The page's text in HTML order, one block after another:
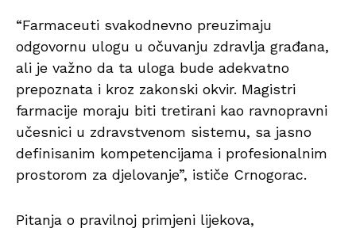
“Farmaceuti svakodnevno preuzimaju
odgovornu ulogu u očuvanju zdravlja građana,
ali je važno da ta uloga bude adekvatno
prepoznata i kroz zakonski okvir. Magistri
farmacije moraju biti tretirani kao ravnopravni
učesnici u zdravstvenom sistemu, sa jasno
definisanim kompetencijama i profesionalnim
prostorom za djelovanje”, ističe Crnogorac.
Pitanja o pravilnoj primjeni lijekova,